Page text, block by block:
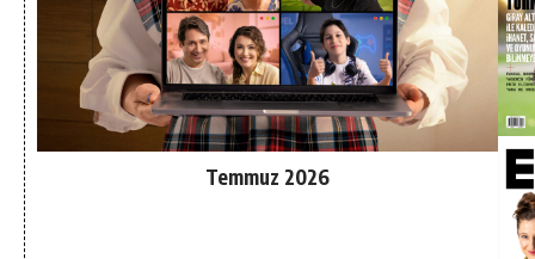
Temmuz 2026